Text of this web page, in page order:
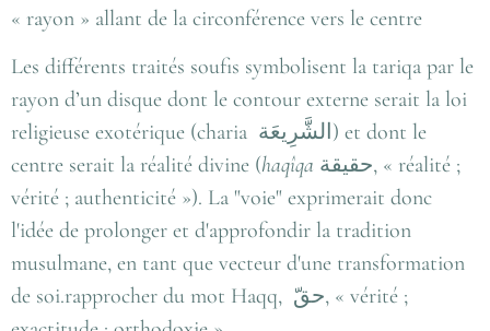
« rayon » allant de la circonférence vers le centre
Les différents traités soufis symbolisent la tariqa par le
rayon d’un disque dont le contour externe serait la loi
religieuse exotérique (charia الشَّرِيعَة ) et dont le
centre serait la réalité divine (haqîqa حقيقة, « réalité ;
vérité ; authenticité »). La "voie" exprimerait donc
l'idée de prolonger et d'approfondir la tradition
musulmane, en tant que vecteur d'une transformation
de soi.rapprocher du mot Haqq, حقّ, « vérité ;